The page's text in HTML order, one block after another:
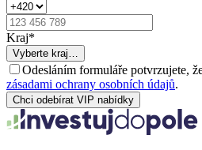
Kraj*
Vyberte kraj…
Odesláním formuláře potvrzujete,
zásadami ochrany osobních údajů.
Chci odebírat VIP nabídky